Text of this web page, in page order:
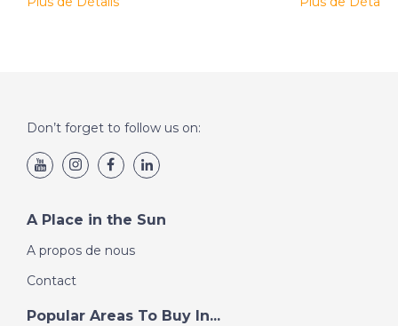
Don’t forget to follow us on:
A Place in the Sun
A propos de nous
Contact
Popular Areas To Buy In...